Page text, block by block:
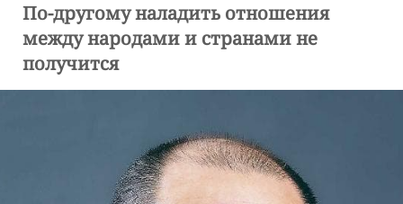
По-другому наладить отношения
между народами и странами не
получится